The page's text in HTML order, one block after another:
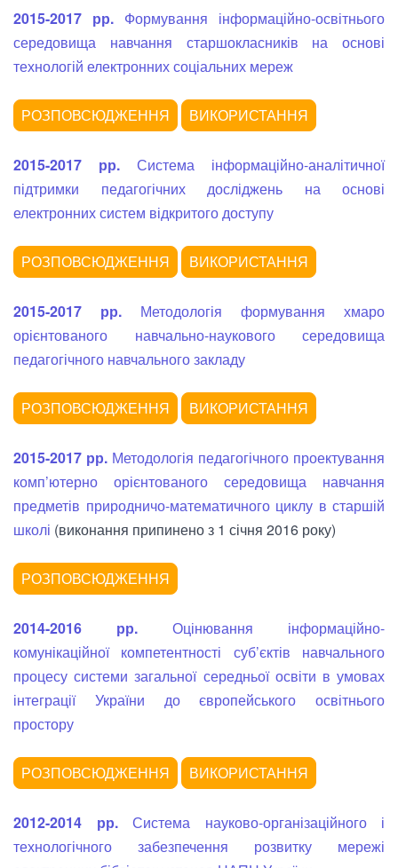
2015-2017 рр. Формування інформаційно-освітнього
середовища навчання старшокласників на основі
технологій електронних соціальних мереж
2015-2017 рр. Система інформаційно-аналітичної
підтримки педагогічних досліджень на основі
електронних систем відкритого доступу
2015-2017 рр. Методологія формування хмаро
орієнтованого навчально-наукового середовища
педагогічного навчального закладу
2015-2017 рр. Методологія педагогічного проектування
комп’ютерно орієнтованого середовища навчання
предметів природничо-математичного циклу в старшій
школі (виконання припинено з 1 січня 2016 року)
2014-2016 рр. Оцінювання інформаційно-
комунікаційної компетентності суб’єктів навчального
процесу системи загальної середньої освіти в умовах
інтеграції України до європейського освітнього
простору
2012-2014 рр.Система науково-організаційного і
технологічного забезпечення розвитку мережі